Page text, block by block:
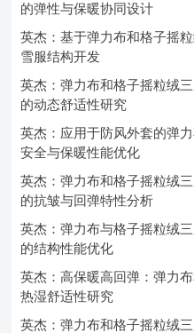
的弹性与保暖协同设计
英杰：基于弹力布和格子摇
雪服结构开发
英杰：弹力布和格子摇粒绒
的动态舒适性研究
英杰：应用于防风外套的弹
安全与保暖性能优化
英杰：弹力布和格子摇粒绒
的抗皱与回弹特性分析
英杰：弹力布与格子摇粒绒
的结构性能优化
英杰：高保暖高回弹：弹力
热湿舒适性研究
英杰：弹力布和格子摇粒绒